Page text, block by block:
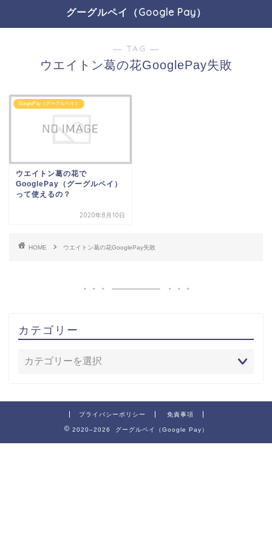
グーグルペイ（Google Pay）
― TAG ―
ウエイトン葛の花GooglePay失敗
GooglePay（グーグルペイ）
ウエイトン葛の花で
GooglePay（グーグルペイ）
って使えるの？
2020年8月10日
HOME ウエイトン葛の花GooglePay失敗
カテゴリー
プライバシーポリシー 免責事項
2020–2026 グーグルペイ（Google Pay）